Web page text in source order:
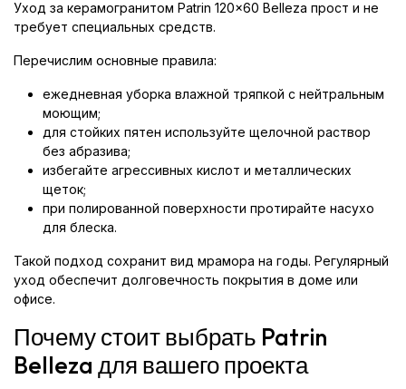
Уход за керамогранитом Patrin 120x60 Belleza прост и не
требует специальных средств.
Перечислим основные правила:
ежедневная уборка влажной тряпкой с нейтральным
моющим;
для стойких пятен используйте щелочной раствор
без абразива;
избегайте агрессивных кислот и металлических
щеток;
при полированной поверхности протирайте насухо
для блеска.
Такой подход сохранит вид мрамора на годы. Регулярный
уход обеспечит долговечность покрытия в доме или
офисе.
Почему стоит выбрать Patrin
Belleza для вашего проекта